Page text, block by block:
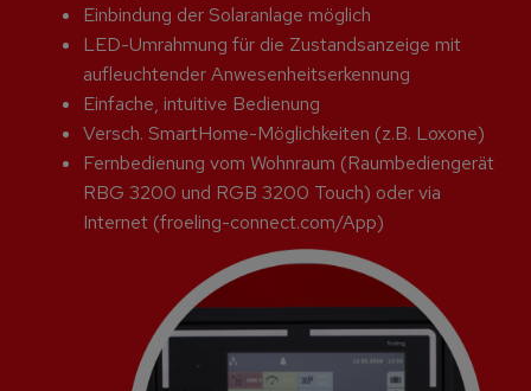
Einbindung der Solaranlage möglich
LED-Umrahmung für die Zustandsanzeige mit
aufleuchtender Anwesenheitserkennung
Einfache, intuitive Bedienung
Versch. SmartHome-Möglichkeiten (z.B. Loxone)
Fernbedienung vom Wohnraum (Raumbediengerät
RBG 3200 und RGB 3200 Touch) oder via
Internet (froeling-connect.com/App)